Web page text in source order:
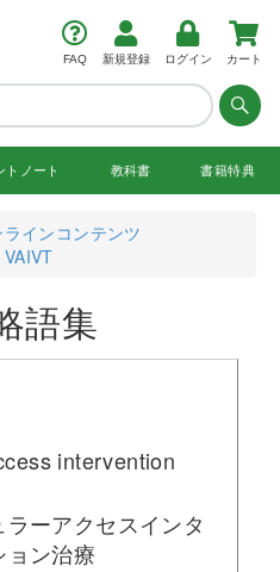
FAQ 新規登録 ログイン カート
ト ノート 教科書 書籍特典
インコンテンツ
VAIVT
語集
intervention
ーアクセスインタ
ョン治療